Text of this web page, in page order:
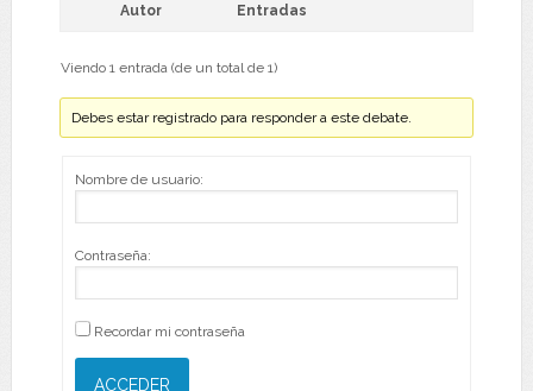
Autor Entradas
Viendo 1 entrada (de un total de 1)
Debes estar registrado para responder a este debate.
Nombre de usuario:
Contraseña:
Recordar mi contraseña
ACCEDER